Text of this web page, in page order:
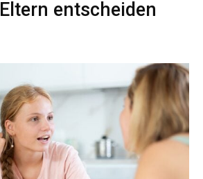
entscheiden